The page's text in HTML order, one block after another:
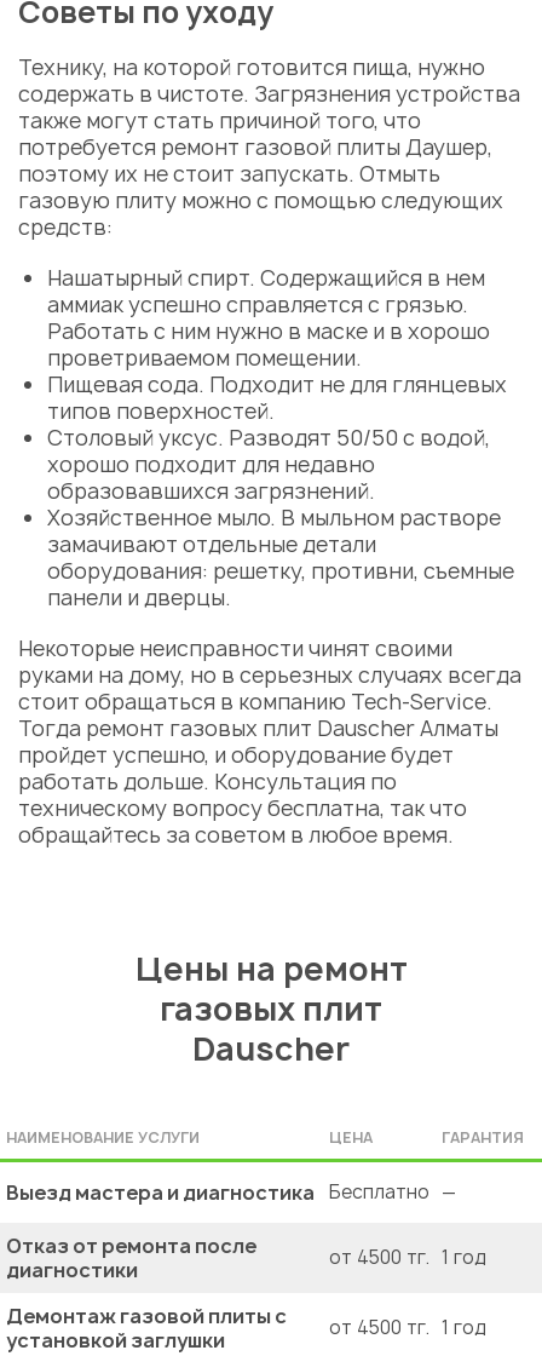
Советы по уходу
Технику, на которой готовится пища, нужно
содержать в чистоте. Загрязнения устройства
также могут стать причиной того, что
потребуется ремонт газовой плиты Даушер,
поэтому их не стоит запускать. Отмыть
газовую плиту можно с помощью следующих
средств:
Нашатырный спирт. Содержащийся в нем
аммиак успешно справляется с грязью.
Работать с ним нужно в маске и в хорошо
проветриваемом помещении.
Пищевая сода. Подходит не для глянцевых
типов поверхностей.
Столовый уксус. Разводят 50/50 с водой,
хорошо подходит для недавно
образовавшихся загрязнений.
Хозяйственное мыло. В мыльном растворе
замачивают отдельные детали
оборудования: решетку, противни, съемные
панели и дверцы.
Некоторые неисправности чинят своими
руками на дому, но в серьезных случаях всегда
стоит обращаться в компанию Tech-Service.
Тогда ремонт газовых плит Dauscher Алматы
пройдет успешно, и оборудование будет
работать дольше. Консультация по
техническому вопросу бесплатна, так что
обращайтесь за советом в любое время.
Цены на ремонт
газовых плит
Dauscher
НАИМЕНОВАНИЕ УСЛУГИ ЦЕНА ГАРАНТИЯ
Выезд мастера и диагностика Бесплатно —
Отказ от ремонта после
диагностики
от 4500 тг. 1 год
Демонтаж газовой плиты с
установкой заглушки
от 4500 тг. 1 год